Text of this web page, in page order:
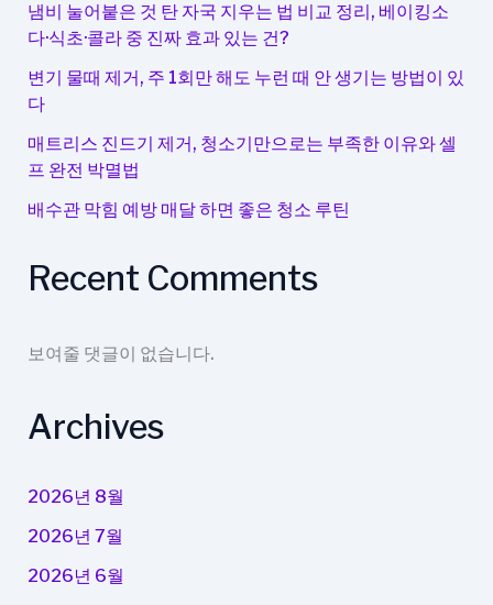
는
신
경
제
냄비 눌어붙은 것 탄 자국 지우는 법 비교 정리, 베이킹소
다·식초·콜라 중 진짜 효과 있는 건?
변기 물때 제거, 주 1회만 해도 누런 때 안 생기는 방법이 있
다
매트리스 진드기 제거, 청소기만으로는 부족한 이유와 셀
프 완전 박멸법
배수관 막힘 예방 매달 하면 좋은 청소 루틴
Recent Comments
보여줄 댓글이 없습니다.
Archives
2026년 8월
2026년 7월
2026년 6월